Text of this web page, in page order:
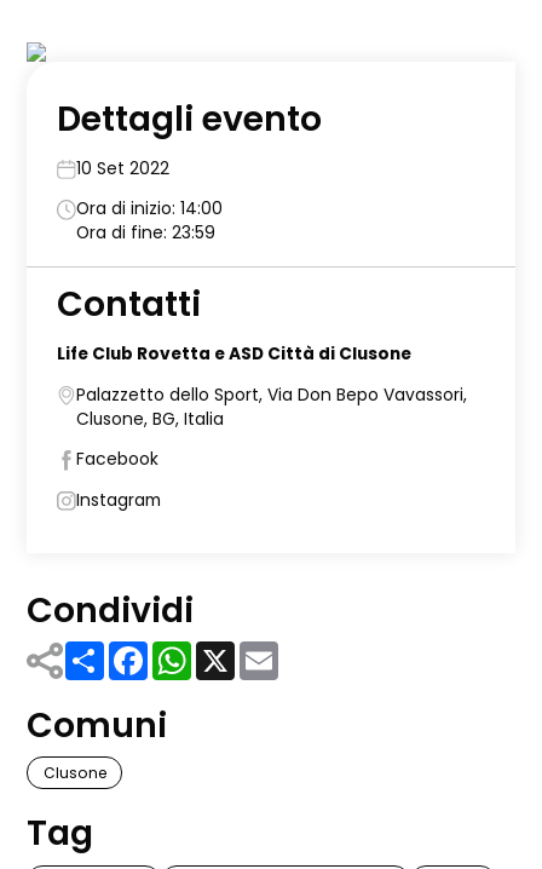
Dettagli evento
10 Set 2022
Ora di inizio: 14:00
Ora di fine: 23:59
Contatti
Life Club Rovetta e ASD Città di Clusone
Palazzetto dello Sport, Via Don Bepo Vavassori,
Clusone, BG, Italia
Facebook
Instagram
Condividi
ShareFacebook
WhatsApp
X
Comuni
Clusone
Tag